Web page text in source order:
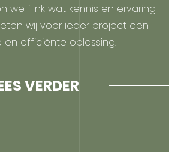
we flink wat kennis en ervaring
wij voor ieder project een
en efficiënte oplossing.
VERDER